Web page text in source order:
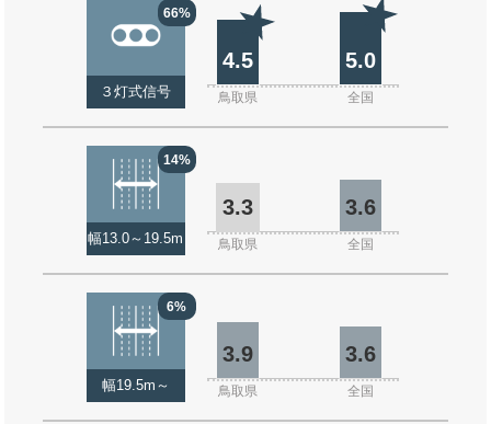
66%
３灯式信号
4.5 5.0
鳥取県 全国
14%
幅13.0～19.5m
3.3 3.6
鳥取県 全国
6%
幅19.5m～
3.9 3.6
鳥取県 全国